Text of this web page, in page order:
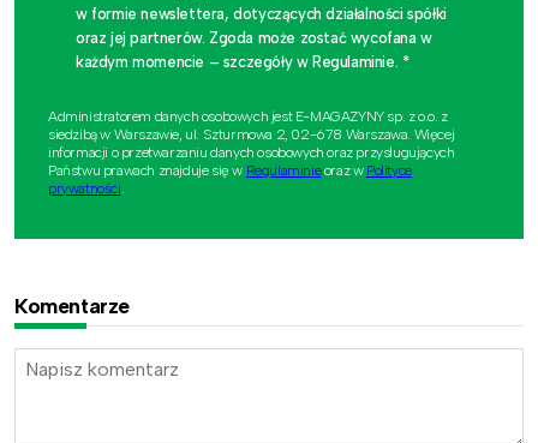
w formie newslettera, dotyczących działalności spółki
oraz jej partnerów. Zgoda może zostać wycofana w
każdym momencie – szczegóły w Regulaminie. *
Administratorem danych osobowych jest E-MAGAZYNY sp. z o.o. z
siedzibą w Warszawie, ul. Szturmowa 2, 02-678 Warszawa. Więcej
informacji o przetwarzaniu danych osobowych oraz przysługujących
Państwu prawach znajduje się w Regulaminieoraz w Polityce
prywatności.
Komentarze